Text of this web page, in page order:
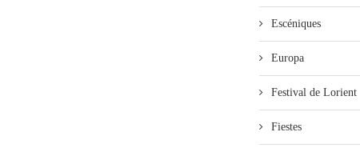
Escéniques
Europa
Festival de Lorient
Fiestes